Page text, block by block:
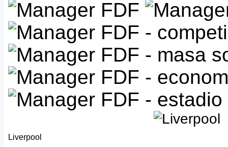
Liverpool